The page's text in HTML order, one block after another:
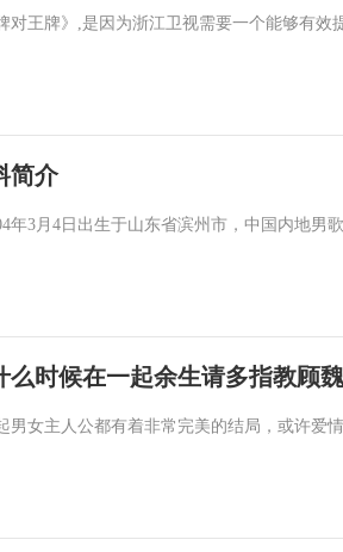
王牌》,是因为浙江卫视需要一个能够有效
简介
年3月4日出生于山东省滨州市，中国内地男
么时候在一起余生请多指教顾
男女主人公都有着非常完美的结局，或许爱